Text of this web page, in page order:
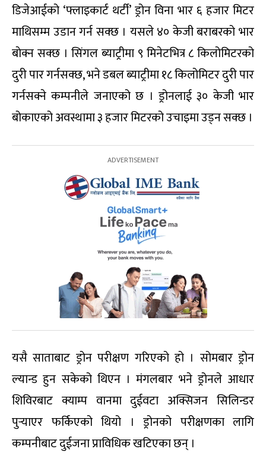
डिजेआईको ‘फ्लाइकार्ट थर्टी’ ड्रोन विना भार ६ हजार मिटर
माथिसम्म उडान गर्न सक्छ । यसले ४० केजी बराबरको भार
बाेक्न सक्छ । सिंगल ब्याट्रीमा ९ मिनेटभित्र ८ किलोमिटरको
दुरी पार गर्नसक्छ, भने डबल ब्याट्रीमा १८ किलोमिटर दुरी पार
गर्नसक्ने कम्पनीले जनाएको छ । ड्रोनलाई ३० केजी भार
बोकाएको अवस्थामा ३ हजार मिटरको उचाइमा उड्न सक्छ ।
यसै साताबाट ड्रोन परीक्षण गरिएको हो । सोमबार ड्रोन
ल्यान्ड हुन सकेको थिएन । मंगलबार भने ड्रोनले आधार
शिविरबाट क्याम्प वानमा दुईवटा अक्सिजन सिलिन्डर
पुर्‍याएर फर्किएको थियो । ड्रोनको परीक्षणका लागि
कम्पनीबाट दुईजना प्राविधिक खटिएका छन् ।